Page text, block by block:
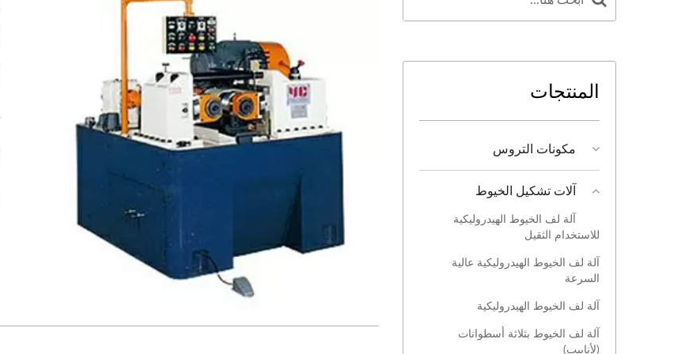
المنتجات
مكونات التروس
آلات تشكيل الخيوط
آلة لف الخيوط الهيدروليكية
للاستخدام الثقيل
آلة لف الخيوط الهيدروليكية عالية
السرعة
آلة لف الخيوط الهيدروليكية
آلة لف الخيوط بثلاثة أسطوانات
(لأنابيب)